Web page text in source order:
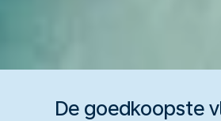
De goedkoopste